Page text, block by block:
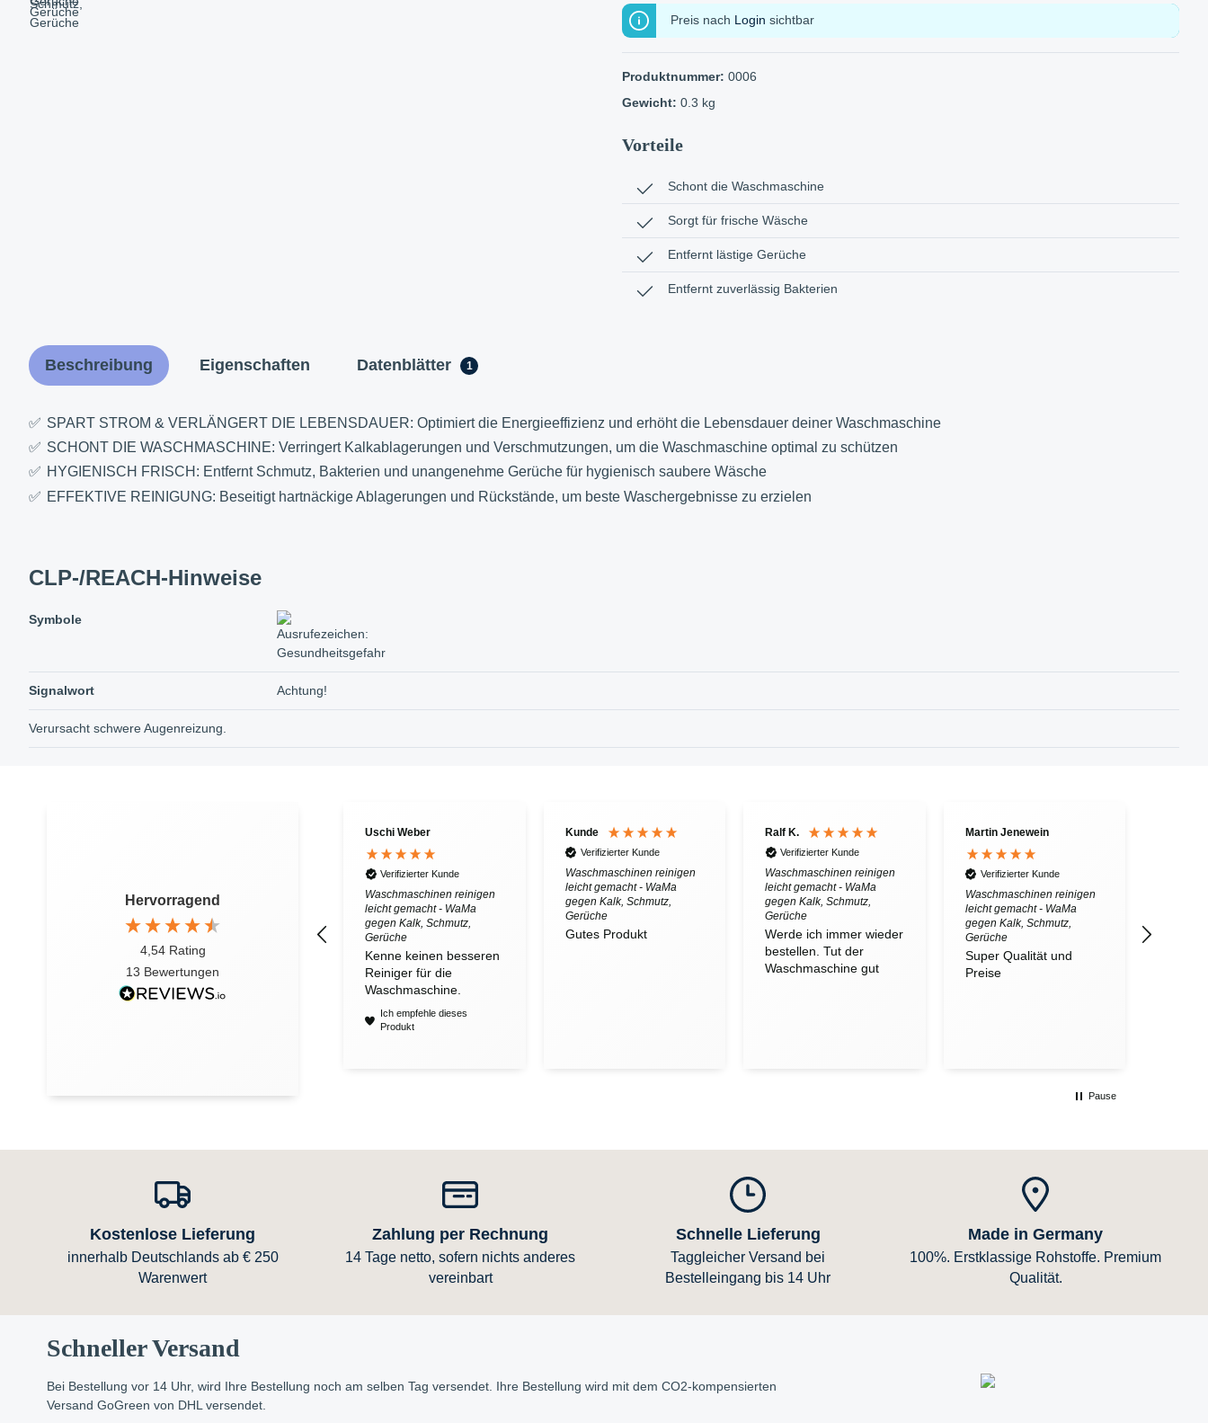
Preis nach Login sichtbar
Produktnummer: 0006
Gewicht: 0.3 kg
Vorteile
Schont die Waschmaschine
Sorgt für frische Wäsche
Entfernt lästige Gerüche
Entfernt zuverlässig Bakterien
Beschreibung Eigenschaften Datenblätter 1
SPART STROM & VERLÄNGERT DIE LEBENSDAUER: Optimiert die Energieeffizienz und erhöht die Lebensdauer deiner Waschmaschine
SCHONT DIE WASCHMASCHINE: Verringert Kalkablagerungen und Verschmutzungen, um die Waschmaschine optimal zu schützen
HYGIENISCH FRISCH: Entfernt Schmutz, Bakterien und unangenehme Gerüche für hygienisch saubere Wäsche
EFFEKTIVE REINIGUNG: Beseitigt hartnäckige Ablagerungen und Rückstände, um beste Waschergebnisse zu erzielen
CLP-/REACH-Hinweise
Symbole
Signalwort Achtung!
Verursacht schwere Augenreizung.
Hervorragend
4,54 Rating
13 Bewertungen
Uschi Weber
Verifizierter Kunde
Waschmaschinen reinigen
leicht gemacht - WaMa
gegen Kalk, Schmutz,
Gerüche
Kenne keinen besseren
Reiniger für die
Waschmaschine.
Ich empfehle dieses
Produkt
Kunde
Verifizierter Kunde
Waschmaschinen reinigen
leicht gemacht - WaMa
gegen Kalk, Schmutz,
Gerüche
Gutes Produkt
Ralf K.
Verifizierter Kunde
Waschmaschinen reinigen
leicht gemacht - WaMa
gegen Kalk, Schmutz,
Gerüche
Werde ich immer wieder
bestellen. Tut der
Waschmaschine gut
Martin Jenewein
Verifizierter Kunde
Waschmaschinen reinigen
leicht gemacht - WaMa
gegen Kalk, Schmutz,
Gerüche
Super Qualität und
Preise
Pause
Kostenlose Lieferung
innerhalb Deutschlands ab € 250
Warenwert
Zahlung per Rechnung
14 Tage netto, sofern nichts anderes
vereinbart
Schnelle Lieferung
Taggleicher Versand bei
Bestelleingang bis 14 Uhr
Made in Germany
100%. Erstklassige Rohstoffe. Premium
Qualität.
Schneller Versand
Bei Bestellung vor 14 Uhr, wird Ihre Bestellung noch am selben Tag versendet. Ihre Bestellung wird mit dem CO2-kompensierten
Versand GoGreen von DHL versendet.